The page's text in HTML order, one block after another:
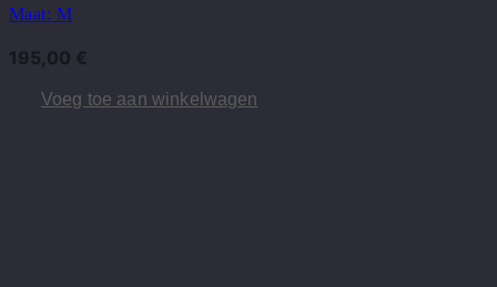
Maat: M
195,00 €
Voeg toe aan winkelwagen